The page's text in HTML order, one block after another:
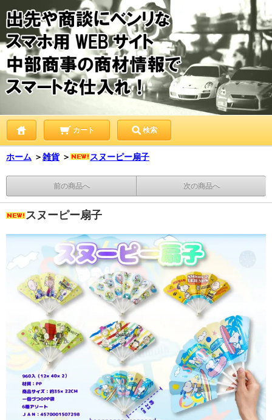
カート 検索
ホーム ＞雑貨 ＞ スヌーピー扇子
前の商品へ 次の商品へ
スヌーピー扇子